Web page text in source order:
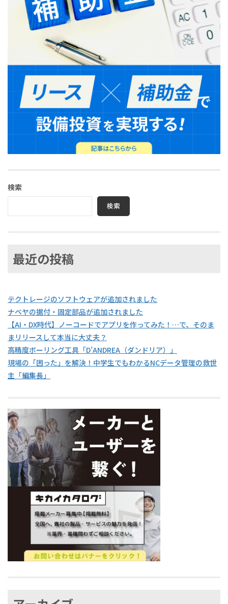
検索
検索
最近の投稿
テクトレージのソフトウェアが追加されました
ナベヤの据付・固定部品が追加されました
【AI・DX時代】ノーコードでアプリを作ってみた！…で、そのま
まリリースして本当に大丈夫？
高精度ボーリング工具「D’ANDREA（ダンドリア）」
現場の「困った」を解決！中学生でもわかるNCデータ管理の救世
主「編集長」